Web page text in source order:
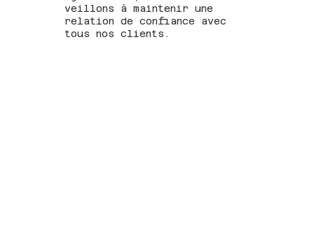
veillons à maintenir une
relation de confiance avec
tous nos clients.